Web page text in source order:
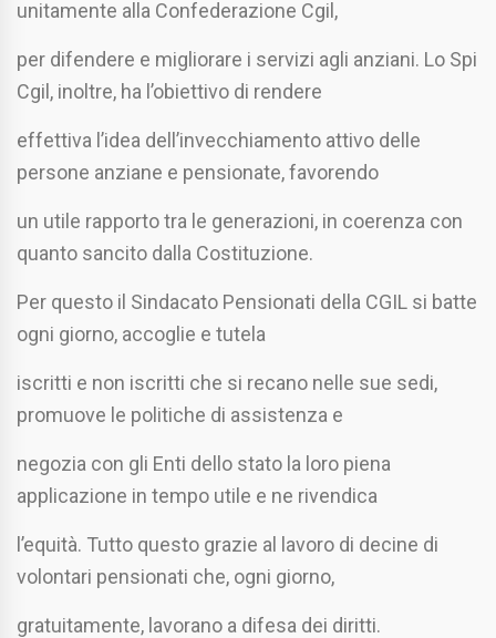
unitamente alla Confederazione Cgil,
per difendere e migliorare i servizi agli anziani. Lo Spi
Cgil, inoltre, ha l’obiettivo di rendere
effettiva l’idea dell’invecchiamento attivo delle
persone anziane e pensionate, favorendo
un utile rapporto tra le generazioni, in coerenza con
quanto sancito dalla Costituzione.
Per questo il Sindacato Pensionati della CGIL si batte
ogni giorno, accoglie e tutela
iscritti e non iscritti che si recano nelle sue sedi,
promuove le politiche di assistenza e
negozia con gli Enti dello stato la loro piena
applicazione in tempo utile e ne rivendica
l’equità. Tutto questo grazie al lavoro di decine di
volontari pensionati che, ogni giorno,
gratuitamente, lavorano a difesa dei diritti.